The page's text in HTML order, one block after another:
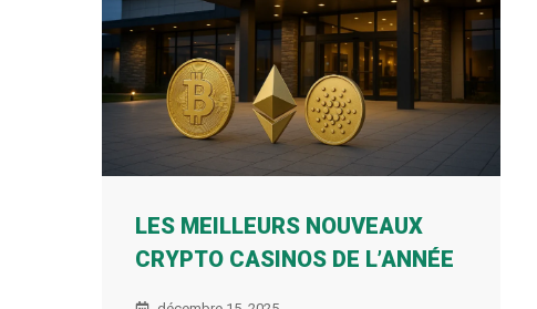
LES MEILLEURS NOUVEAUX
CRYPTO CASINOS DE L’ANNÉE